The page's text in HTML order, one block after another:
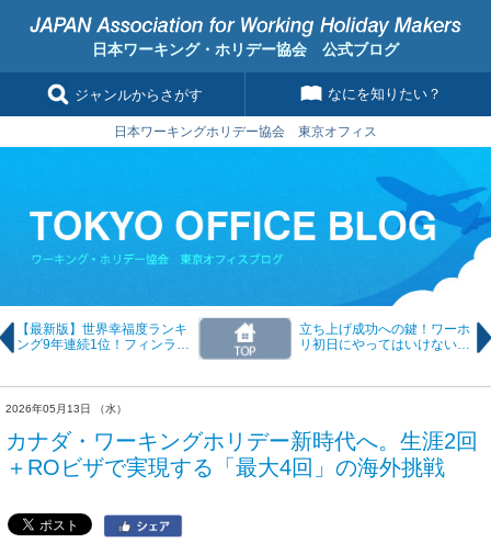
日本ワーキング・ホリデー協会 公式ブログ
ジャンルからさがす なにを知りたい？
日本ワーキングホリデー協会 東京オフィス
【最新版】世界幸福度ランキ
ング9年連続1位！フィンラン
立ち上げ成功への鍵！ワーホ
リ初日にやってはいけない逆
2026年05月13日 （水）
カナダ・ワーキングホリデー新時代へ。生涯2回
＋ROビザで実現する「最大4回」の海外挑戦